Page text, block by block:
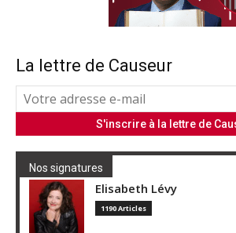
La lettre de Causeur
Nos signatures
Elisabeth Lévy
1190 Articles